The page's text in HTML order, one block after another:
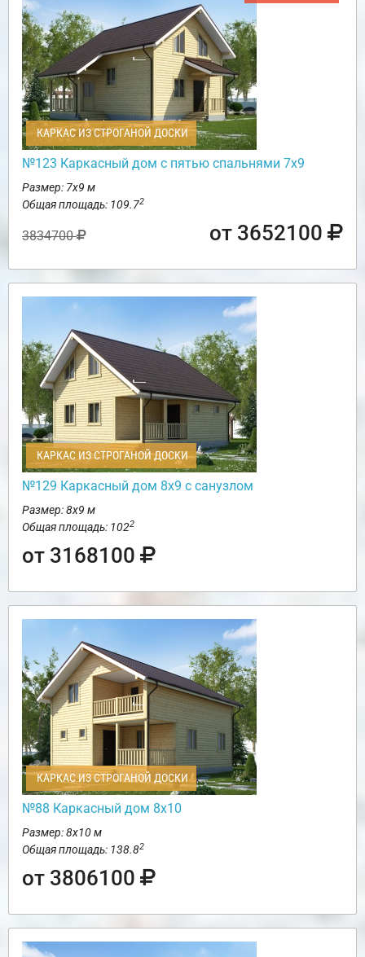
КАРКАС ИЗ СТРОГАНОЙ ДОСКИ
№123 Каркасный дом с пятью спальнями 7х9
Размер: 7х9 м
Общая площадь: 109.72
3834700 от 3652100
КАРКАС ИЗ СТРОГАНОЙ ДОСКИ
№129 Каркасный дом 8х9 с санузлом
Размер: 8х9 м
Общая площадь: 1022
от 3168100
КАРКАС ИЗ СТРОГАНОЙ ДОСКИ
№88 Каркасный дом 8х10
Размер: 8х10 м
Общая площадь: 138.82
от 3806100